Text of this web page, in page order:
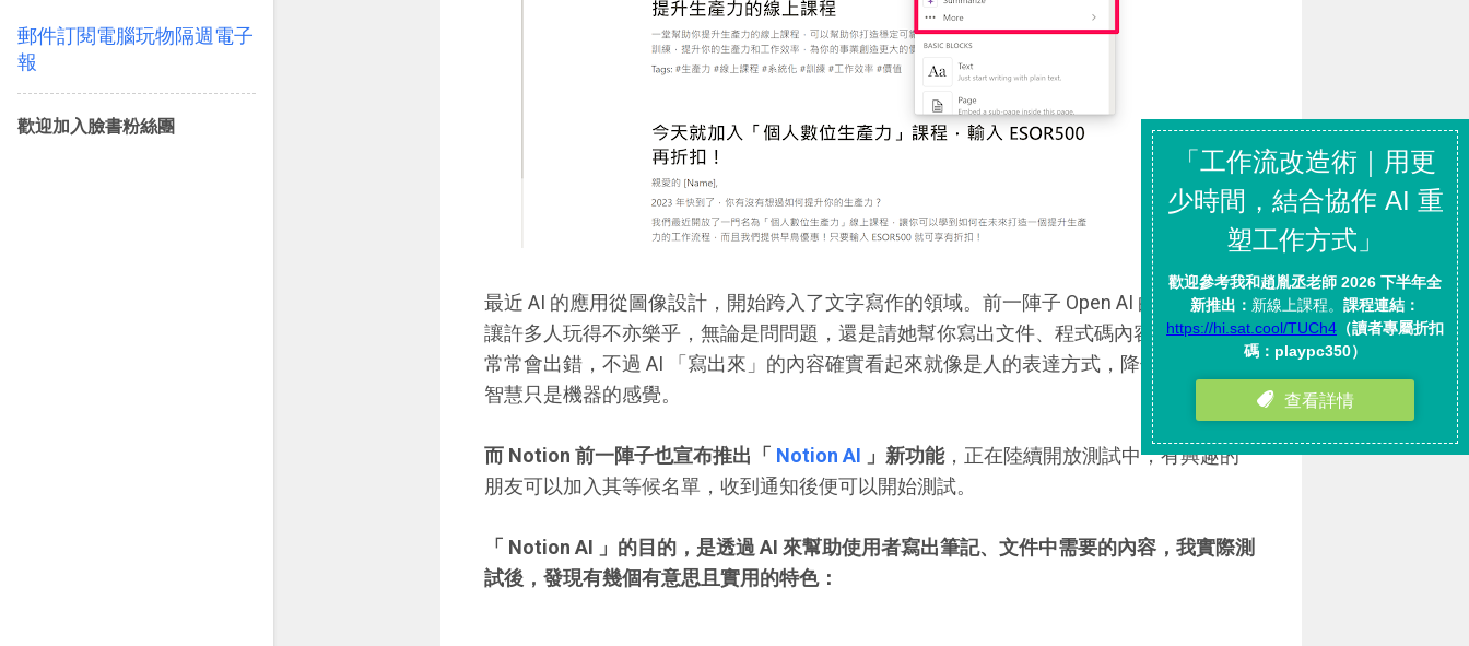
最近 AI 的應用從圖像設計，開始跨入了文字寫作的領域。前一陣子 Open AI 的 ChatGPT
讓許多人玩得不亦樂乎，無論是問問題，還是請她幫你寫出文件、程式碼內容，即使答案
常常會出錯，不過 AI 「寫出來」的內容確實看起來就像是人的表達方式，降低了許多人工
智慧只是機器的感覺。
而 Notion 前一陣子也宣布推出「 Notion AI 」新功能，正在陸續開放測試中，有興趣的
朋友可以加入其等候名單，收到通知後便可以開始測試。
「 Notion AI 」的目的，是透過 AI 來幫助使用者寫出筆記、文件中需要的內容，我實際測
試後，發現有幾個有意思且實用的特色：
郵件訂閱電腦玩物隔週電子
報
歡迎加入臉書粉絲團